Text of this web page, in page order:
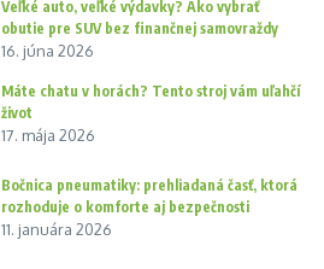
Veľké auto, veľké výdavky? Ako vybrať
obutie pre SUV bez finančnej samovraždy
16. júna 2026
Máte chatu v horách? Tento stroj vám uľahčí
život
17. mája 2026
Bočnica pneumatiky: prehliadaná časť, ktorá
rozhoduje o komforte aj bezpečnosti
11. januára 2026